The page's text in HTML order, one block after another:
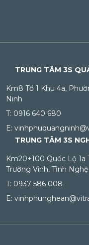
TRUNG TÂM 3S
Km8 Tổ 1 Khu 4a,
Ninh
T: 0916 640 680
E:
TRUNG TÂM 3S
Km20+100 Quốc Lộ 1a
Trường Vinh, Tỉnh Nghệ
T: 0937 586 008
E: